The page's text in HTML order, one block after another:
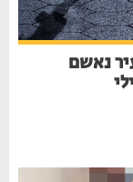
נאשם